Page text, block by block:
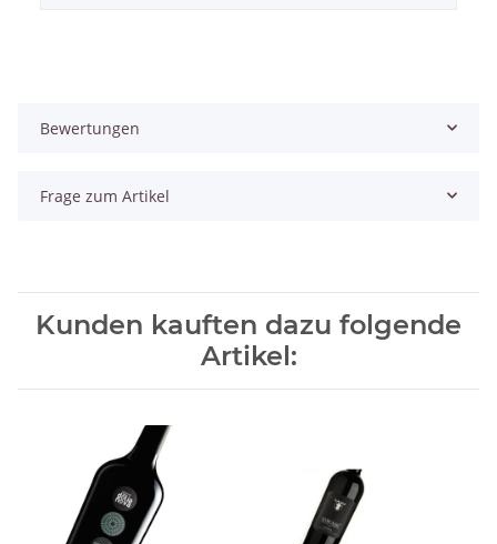
Bewertungen
Frage zum Artikel
Kunden kauften dazu folgende
Artikel: